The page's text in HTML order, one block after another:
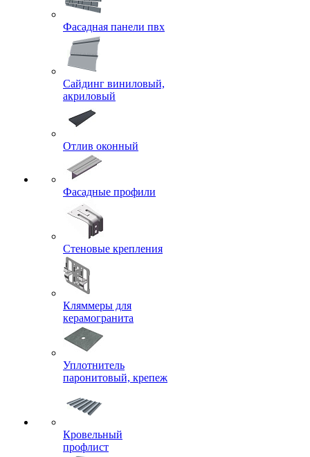
Фасадная панели пвх
Сайдинг виниловый,
акриловый
Отлив оконный
Фасадные профили
Стеновые крепления
Кляммеры для
керамогранита
Уплотнитель
паронитовый, крепеж
Кровельный
профлист